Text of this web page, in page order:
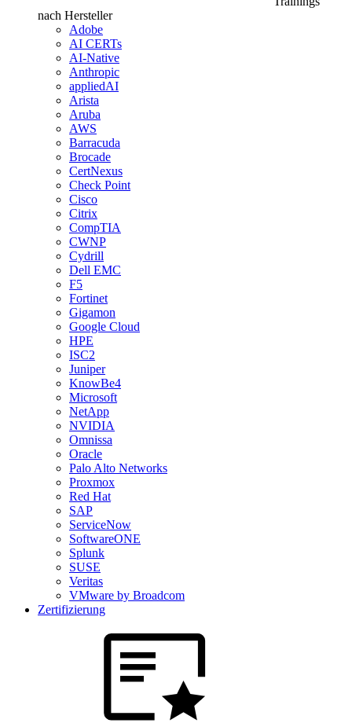
nach Hersteller
Adobe
AI CERTs
AI-Native
Anthropic
appliedAI
Arista
Aruba
AWS
Barracuda
Brocade
CertNexus
Check Point
Cisco
Citrix
CompTIA
CWNP
Cydrill
Dell EMC
F5
Fortinet
Gigamon
Google Cloud
HPE
ISC2
Juniper
KnowBe4
Microsoft
NetApp
NVIDIA
Omnissa
Oracle
Palo Alto Networks
Proxmox
Red Hat
SAP
ServiceNow
SoftwareONE
Splunk
SUSE
Veritas
VMware by Broadcom
Zertifizierung